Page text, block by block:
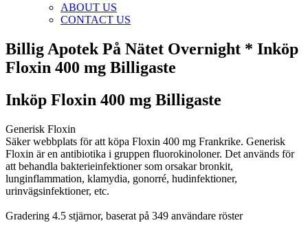
ABOUT US
CONTACT US
Billig Apotek På Nätet Overnight * Inköp
Floxin 400 mg Billigaste
Inköp Floxin 400 mg Billigaste
Generisk Floxin
Säker webbplats för att köpa Floxin 400 mg Frankrike. Generisk
Floxin är en antibiotika i gruppen fluorokinoloner. Det används för
att behandla bakterieinfektioner som orsakar bronkit,
lunginflammation, klamydia, gonorré, hudinfektioner,
urinvägsinfektioner, etc.
Gradering 4.5 stjärnor, baserat på 349 användare röster